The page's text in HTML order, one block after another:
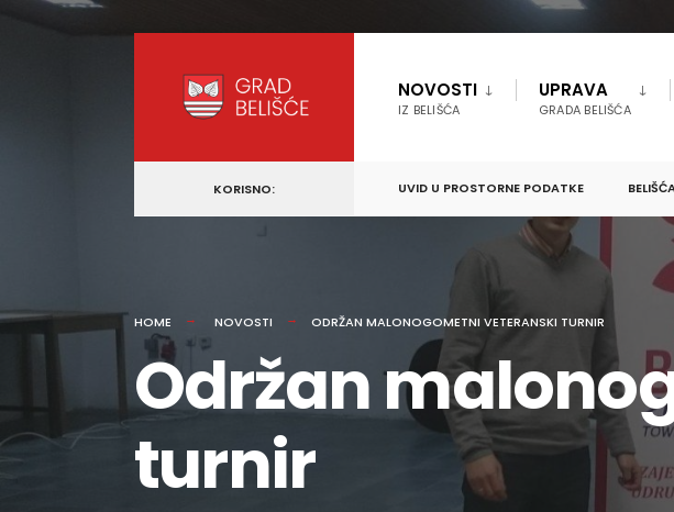
content
content
NOVOSTI
IZ BELIŠĆA
UPRAVA
GRADA BELIŠĆA
KORISNO: UVID U PROSTORNE PODATKE
HOME NOVOSTI ODRŽAN MALONOGOMETNI VETERANSKI TURNIR
Održan
turnir